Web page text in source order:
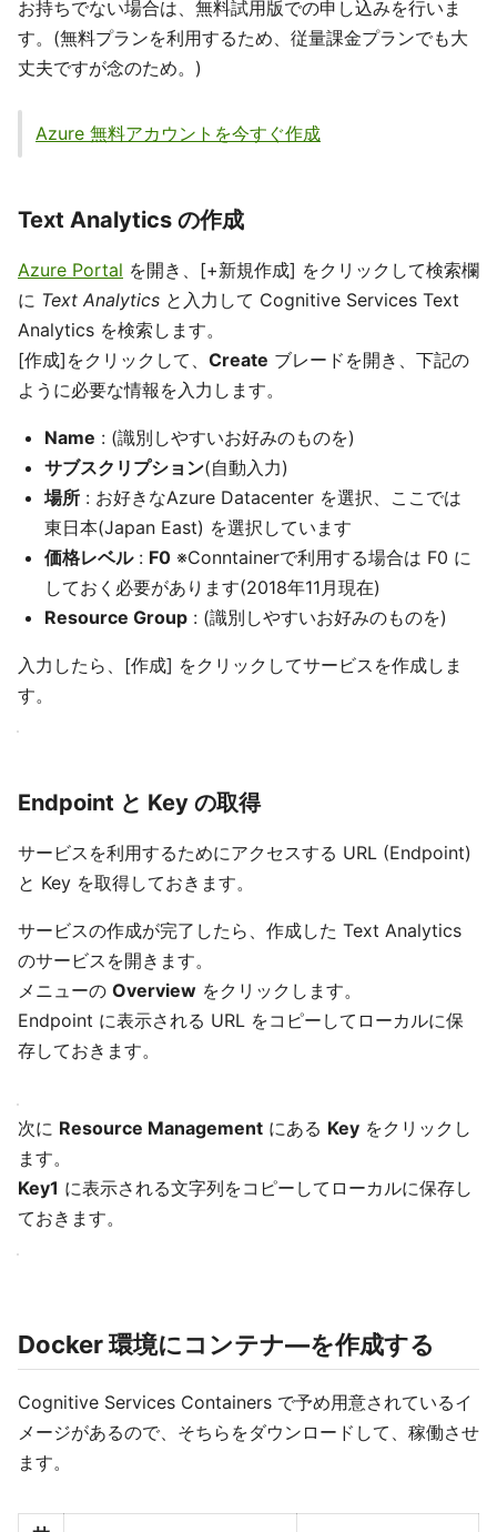
お持ちでない場合は、無料試用版での申し込みを行いま
す。(無料プランを利用するため、従量課金プランでも大
丈夫ですが念のため。)
Azure 無料アカウントを今すぐ作成
Text Analytics の作成
Azure Portal を開き、[+新規作成] をクリックして検索欄
に Text Analytics と入力して Cognitive Services Text
Analytics を検索します。
[作成]をクリックして、 Create ブレードを開き、下記の
ように必要な情報を入力します。
Name : (識別しやすいお好みのものを)
サブスクリプション(自動入力)
場所 : お好きなAzure Datacenter を選択、ここでは
東日本(Japan East) を選択しています
価格レベル: F0 ※Conntainerで利用する場合は F0 に
しておく必要があります(2018年11月現在)
Resource Group : (識別しやすいお好みのものを)
入力したら、[作成] をクリックしてサービスを作成しま
す。
Endpoint と Key の取得
サービスを利用するためにアクセスする URL (Endpoint)
と Key を取得しておきます。
サービスの作成が完了したら、作成した Text Analytics
のサービスを開きます。
メニューの Overview をクリックします。
Endpoint に表示される URL をコピーしてローカルに保
存しておきます。
次に Resource Management にある Key をクリックし
ます。
Key1 に表示される文字列をコピーしてローカルに保存し
ておきます。
Docker 環境にコンテナ―を作成する
Cognitive Services Containers で予め用意されているイ
メージがあるので、そちらをダウンロードして、稼働させ
ます。